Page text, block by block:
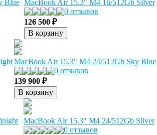
Blue MacBook Air 15.3" M4 16/512Gb Silver
0 отзывов
126 500 ₽
В корзину
MacBook Air 15.3" M4 24/512Gb Sky Blue
0 отзывов
139 900 ₽
В корзину
MacBook Air 15.3" M4 24/512Gb Silver
0 отзывов